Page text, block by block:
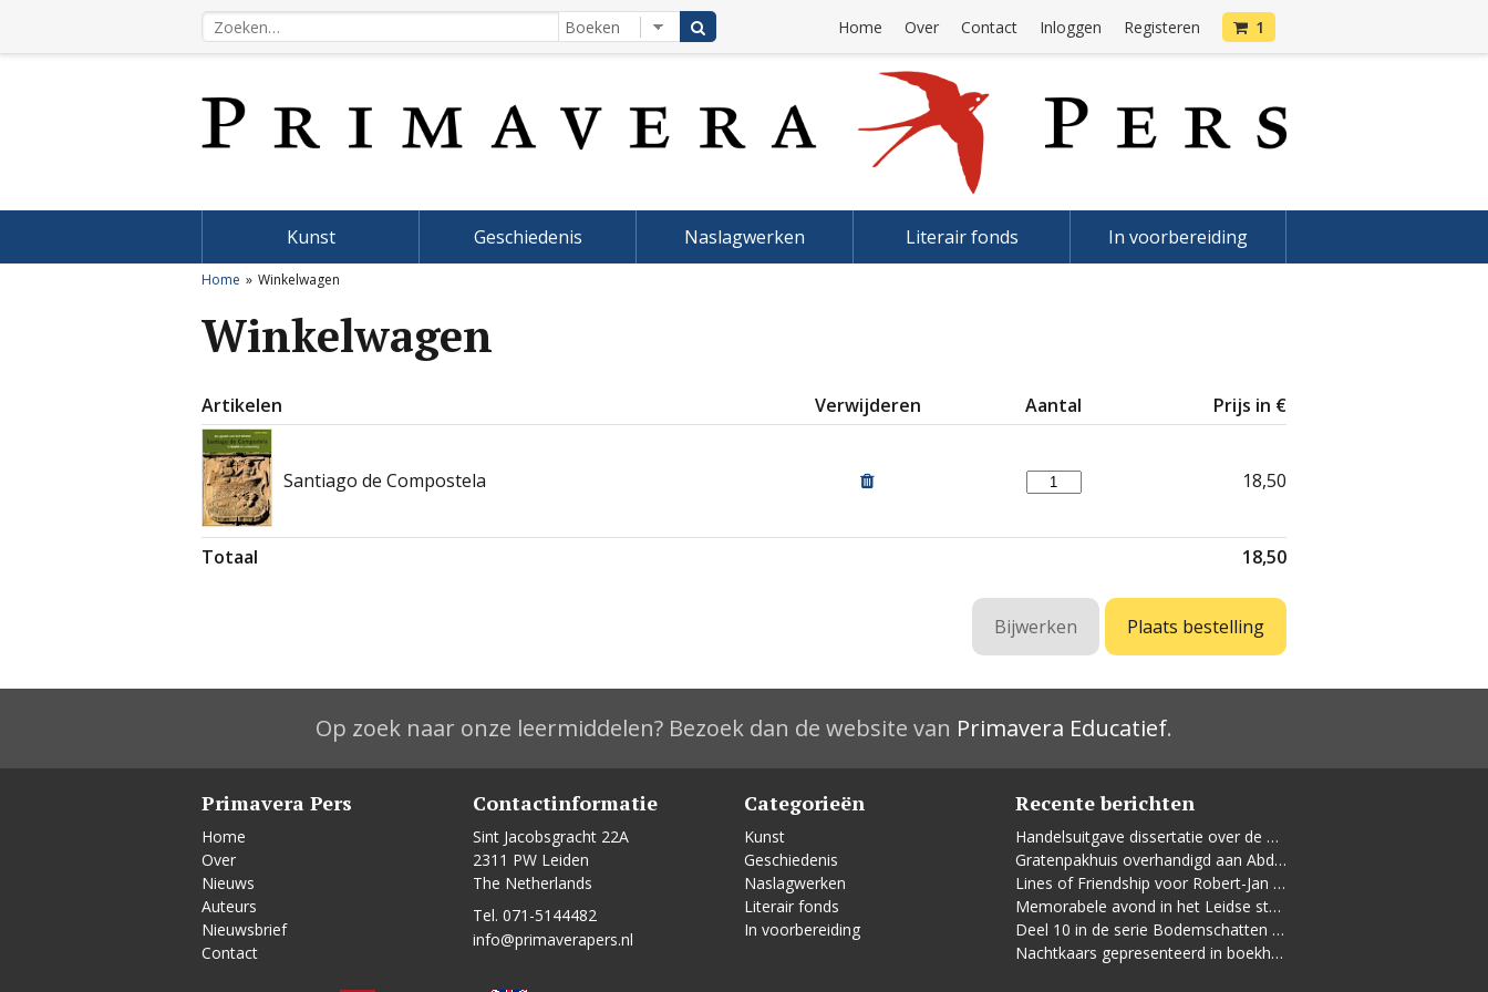
Home Over Contact Inloggen Registeren 1
Kunst Geschiedenis Naslagwerken Literair fonds In voorbereiding
Home Winkelwagen
Winkelwagen
Artikelen Verwijderen Aantal Prijs in €
Santiago de Compostela 18,50
Totaal 18,50
Op zoek naar onze leermiddelen? Bezoek dan de website van Primavera Educatief.
Primavera Pers
Home
Over
Nieuws
Auteurs
Nieuwsbrief
Contact
Contactinformatie
Sint Jacobsgracht 22A
2311 PW Leiden
The Netherlands
Tel. 071-5144482
info@primaverapers.nl
Categorieën
Kunst
Geschiedenis
Naslagwerken
Literair fonds
In voorbereiding
Recente berichten
Handelsuitgave dissertatie over de Leidse vrouwenbeweging
Gratenpakhuis overhandigd aan Abdelhaq Jermoumi
Lines of Friendship voor Robert-Jan te Rijdt
Memorabele avond in het Leidse stadhuis
Deel 10 in de serie Bodemschatten en Bouwgeheimen verschenen
Nachtkaars gepresenteerd in boekhandel De Kler